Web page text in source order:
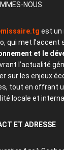
NOUS
est un
qui met l’accent
et le
l’actualité
sur les enjeux
tout en offrant
locale et
ET ADRESSE